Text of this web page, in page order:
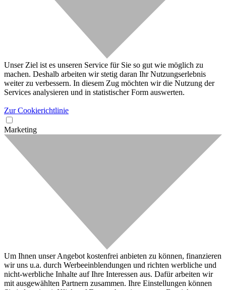
Unser Ziel ist es unseren Service für Sie so gut wie möglich zu
machen. Deshalb arbeiten wir stetig daran Ihr Nutzungserlebnis
weiter zu verbessern. In diesem Zug möchten wir die Nutzung der
Services analysieren und in statistischer Form auswerten.
Zur Cookierichtlinie
Marketing
Um Ihnen unser Angebot kostenfrei anbieten zu können, finanzieren
wir uns u.a. durch Werbeeinblendungen und richten werbliche und
nicht-werbliche Inhalte auf Ihre Interessen aus. Dafür arbeiten wir
mit ausgewählten Partnern zusammen. Ihre Einstellungen können